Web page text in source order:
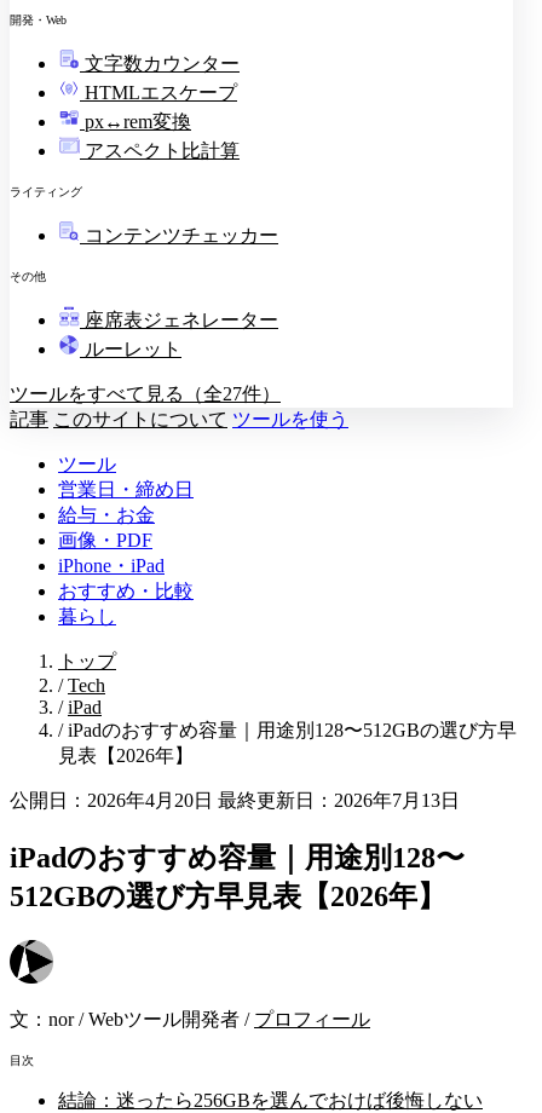
開発・Web
文字数カウンター
HTMLエスケープ
px↔rem変換
アスペクト比計算
ライティング
コンテンツチェッカー
その他
教壇
座席表ジェネレーター
ルーレット
ツールをすべて見る（全27件）
記事 このサイトについて ツールを使う
ツール
営業日・締め日
給与・お金
画像・PDF
iPhone・iPad
おすすめ・比較
暮らし
トップ
/ Tech
/ iPad
/ iPadのおすすめ容量｜用途別128〜512GBの選び方早
見表【2026年】
公開日：2026年4月20日 最終更新日：2026年7月13日
iPadのおすすめ容量｜用途別128〜
512GBの選び方早見表【2026年】
文： nor /Webツール開発者 / プロフィール
目次
結論：迷ったら256GBを選んでおけば後悔しない